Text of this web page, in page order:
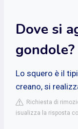
Dove si
gondole?
Lo squero è il
creano, si
Richiesta di
isualizza la risposta